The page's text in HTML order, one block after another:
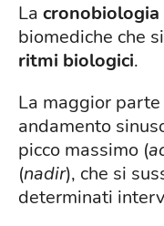
La cronobiologia
biomediche che
ritmi biologici.
La maggior
andamento
picco massimo (
(nadir), che si
determinati